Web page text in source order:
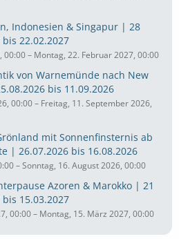
Indonesien & Singapur | 28
22.02.2027
00:00 – Montag, 22. Februar 2027, 00:00
von Warnemünde nach New
bis 11.09.2026
00:00 – Freitag, 11. September 2026,
mit Sonnenfinsternis ab
| 26.07.2026 bis 16.08.2026
– Sonntag, 16. August 2026, 00:00
Azoren & Marokko | 21
15.03.2027
00:00 – Montag, 15. März 2027, 00:00